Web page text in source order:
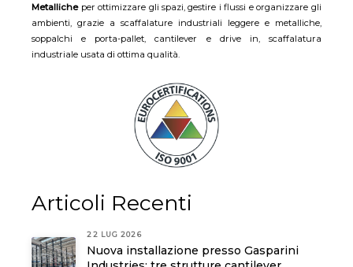
Metallicheper ottimizzare gli spazi, gestire i flussi e organizzare gli
ambienti, grazie a scaffalature industriali leggere e metalliche,
soppalchi e porta-pallet, cantilever e drive in, scaffalatura
industriale usata di ottima qualità.
Articoli Recenti
22 LUG 2026
Nuova installazione presso Gasparini